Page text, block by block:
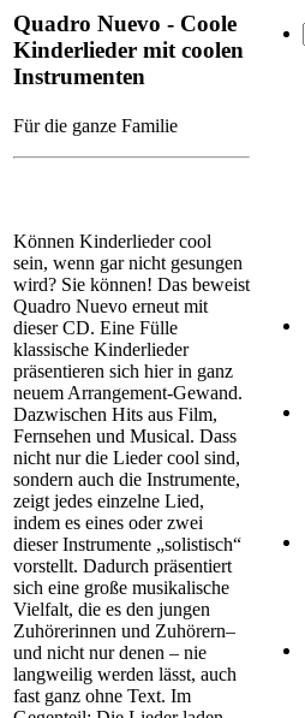
Quadro Nuevo - Coole
Kinderlieder mit coolen
Instrumenten
Für die ganze Familie
Können Kinderlieder cool
sein, wenn gar nicht gesungen
wird? Sie können! Das beweist
Quadro Nuevo erneut mit
dieser CD. Eine Fülle
klassische Kinderlieder
präsentieren sich hier in ganz
neuem Arrangement-Gewand.
Dazwischen Hits aus Film,
Fernsehen und Musical. Dass
nicht nur die Lieder cool sind,
sondern auch die Instrumente,
zeigt jedes einzelne Lied,
indem es eines oder zwei
dieser Instrumente „solistisch“
vorstellt. Dadurch präsentiert
sich eine große musikalische
Vielfalt, die es den jungen
Zuhörerinnen und Zuhörern–
und nicht nur denen – nie
langweilig werden lässt, auch
fast ganz ohne Text. Im